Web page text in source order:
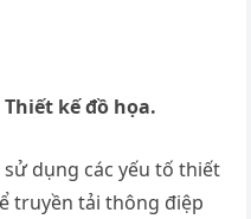
kế đồ họa.
dụng các yếu tố thiết
truyền tải thông điệp